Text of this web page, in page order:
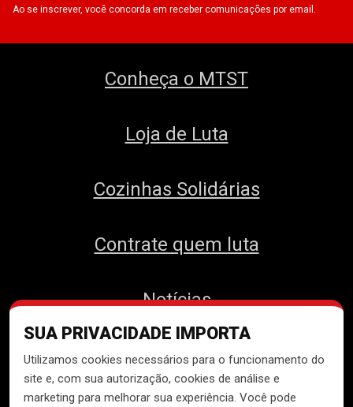
SUA PRIVACIDADE IMPORTA
Utilizamos cookies necessários para o funcionamento do
site e, com sua autorização, cookies de análise e
marketing para melhorar sua experiência. Você pode
Ao se inscrever, você concorda em receber comunicações por email.
Conheça o MTST
Loja de Luta
Cozinhas Solidárias
Contrate quem luta
Notícias
Contato